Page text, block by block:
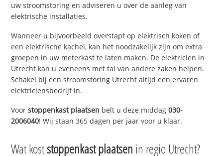
uw stroomstoring en adviseren u over de aanleg van
elektrische installaties.
Wanneer u bijvoorbeeld overstapt op elektrisch koken of
een elektrische kachel, kan het noodzakelijk zijn om extra
groepen in uw meterkast te laten maken. De elektricien in
Utrecht kan u eveneens met tal van andere zaken helpen.
Schakel bij een stroomstoring Utrecht altijd een ervaren
elektriciensbedrijf in.
Voorstoppenkast plaatsen belt u deze middag030-
2006040! Wij staan 365 dagen per jaar voor u klaar.
Wat koststoppenkast plaatsen in regio Utrecht?